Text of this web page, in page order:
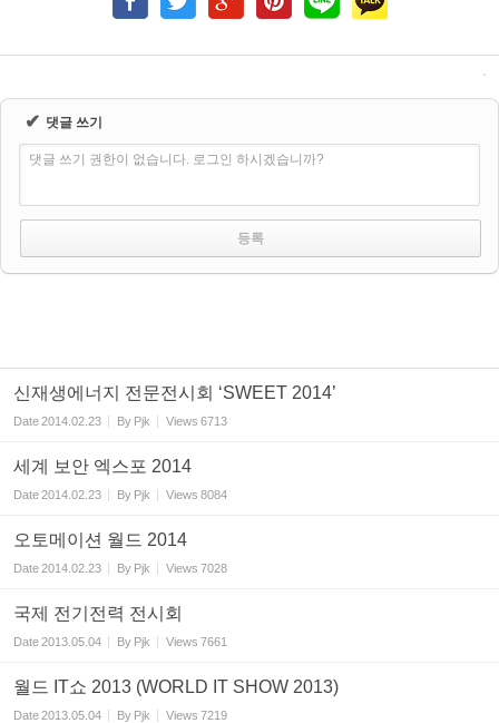
✔ 댓글 쓰기
댓글 쓰기 권한이 없습니다. 로그인 하시겠습니까?
신재생에너지 전문전시회 ‘SWEET 2014’
Date2014.02.23 By Pjk Views 6713
세계 보안 엑스포 2014
Date2014.02.23 By Pjk Views 8084
오토메이션 월드 2014
Date2014.02.23 By Pjk Views 7028
국제 전기전력 전시회
Date2013.05.04 By Pjk Views 7661
월드 IT쇼 2013 (WORLD IT SHOW 2013)
Date2013.05.04 By Pjk Views 7219